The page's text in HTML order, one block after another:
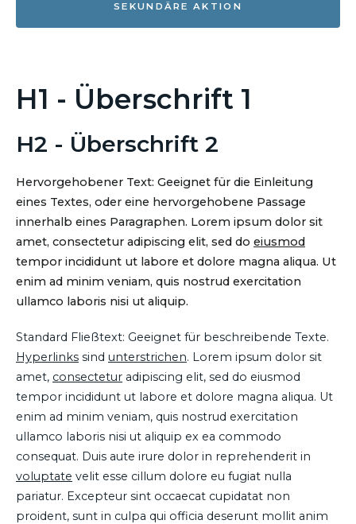
SEKUNDÄRE AKTION
H1 - Überschrift 1
H2 - Überschrift 2
Hervorgehobener Text: Geeignet für die Einleitung
eines Textes, oder eine hervorgehobene Passage
innerhalb eines Paragraphen. Lorem ipsum dolor sit
amet, consectetur adipiscing elit, sed do eiusmod
tempor incididunt ut labore et dolore magna aliqua. Ut
enim ad minim veniam, quis nostrud exercitation
ullamco laboris nisi ut aliquip.
Standard Fließtext: Geeignet für beschreibende Texte.
Hyperlinks sind unterstrichen. Lorem ipsum dolor sit
amet, consectetur adipiscing elit, sed do eiusmod
tempor incididunt ut labore et dolore magna aliqua. Ut
enim ad minim veniam, quis nostrud exercitation
ullamco laboris nisi ut aliquip ex ea commodo
consequat. Duis aute irure dolor in reprehenderit in
voluptate velit esse cillum dolore eu fugiat nulla
pariatur. Excepteur sint occaecat cupidatat non
proident, sunt in culpa qui officia deserunt mollit anim